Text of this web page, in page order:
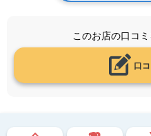
このお店の口コ
口